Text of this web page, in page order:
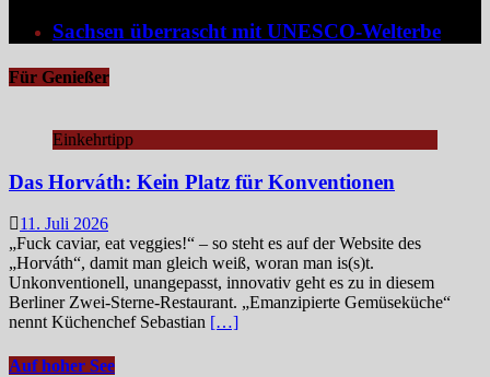
Sachsen überrascht mit UNESCO-Welterbe
Für Genießer
Einkehrtipp
Das Horváth: Kein Platz für Konventionen
11. Juli 2026
„Fuck caviar, eat veggies!“ – so steht es auf der Website des
„Horváth“, damit man gleich weiß, woran man is(s)t.
Unkonventionell, unangepasst, innovativ geht es zu in diesem
Berliner Zwei-Sterne-Restaurant. „Emanzipierte Gemüseküche“
nennt Küchenchef Sebastian […]
Auf hoher See